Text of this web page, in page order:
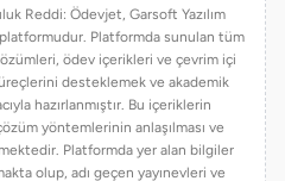
Reddi: Ödevjet, Garsoft Yazılım
Platformda sunulan tüm
ödev içerikleri ve çevrim içi
desteklemek ve akademik
hazırlanmıştır. Bu içeriklerin
yöntemlerinin anlaşılması ve
Platformda yer alan bilgiler
olup, adı geçen yayınevleri ve